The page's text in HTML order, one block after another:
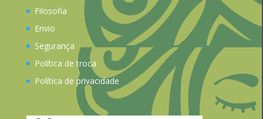
Filosofia
Envio
Segurança
Política de troca
Política de privacidade